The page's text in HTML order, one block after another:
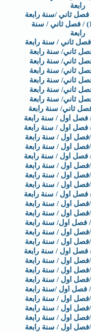
رابعة
الجلسة (10) / فصل ثاني / سنة
رابعة